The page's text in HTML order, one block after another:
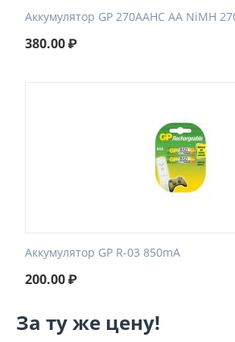
Аккумулятор GP 270AAHC AA NiMH
380.00₽
Аккумулятор GP R-03 850mA
200.00₽
За ту же цену!